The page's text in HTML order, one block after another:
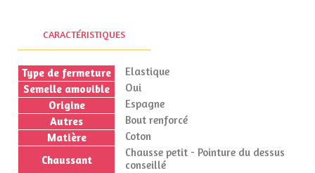
CARACTÉRISTIQUES
Type de fermeture
Elastique
Semelle amovible
Oui
Origine
Espagne
Autres
Bout renforcé
Matière
Coton
Chaussant
Chausse petit - Pointure du dessus
conseillé